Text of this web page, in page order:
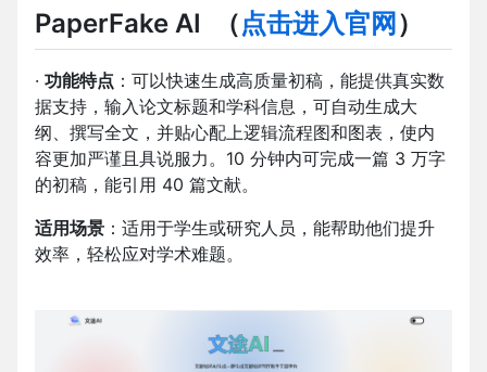
PaperFake AI （点击进入官网 ）
· 功能特点 ：可以快速生成高质量初稿，能提供真实数
据支持，输入论文标题和学科信息，可自动生成大
纲、撰写全文，并贴心配上逻辑流程图和图表，使内
容更加严谨且具说服力。10 分钟内可完成一篇 3 万字
的初稿，能引用 40 篇文献。
适用场景 ：适用于学生或研究人员，能帮助他们提升
效率，轻松应对学术难题。